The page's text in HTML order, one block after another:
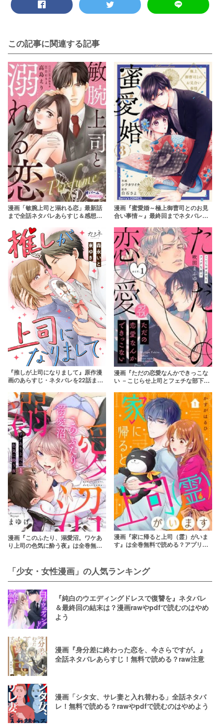
この記事に関連する記事
漫画「敏腕上司と溺れる恋」最新話
まで全話ネタバレあらすじ＆感想！
漫画『蜜愛婚～極上御曹司とのお見
合い事情～』最終回までネタバレあ
『推しが上司になりまして』原作漫
画のあらすじ・ネタバレを22話ま
漫画『ただの恋愛なんかできっこな
い －こじらせ上司とフェチな部下
サービスを調査！【吹田まふゆ】
漫画『このふたり、溺愛沼。ワケあ
り上司の色気に酔う夜』は全巻無料
漫画『家に帰ると上司（霊）がいま
す』は全巻無料で読める？アプリや
「少女・女性漫画」の人気ランキング
『純白のウエディングドレスで復讐を』ネタバレ
＆最終回の結末は？漫画rawやpdfで読むのはやめ
よう
漫画『身分差に終わった恋を、今さらですが。』
全話ネタバレあらすじ！無料で読める？raw注意
漫画「シタ女、サレ妻と入れ替わる」全話ネタバ
レ！無料で読める？rawやpdfで読むのはやめよう